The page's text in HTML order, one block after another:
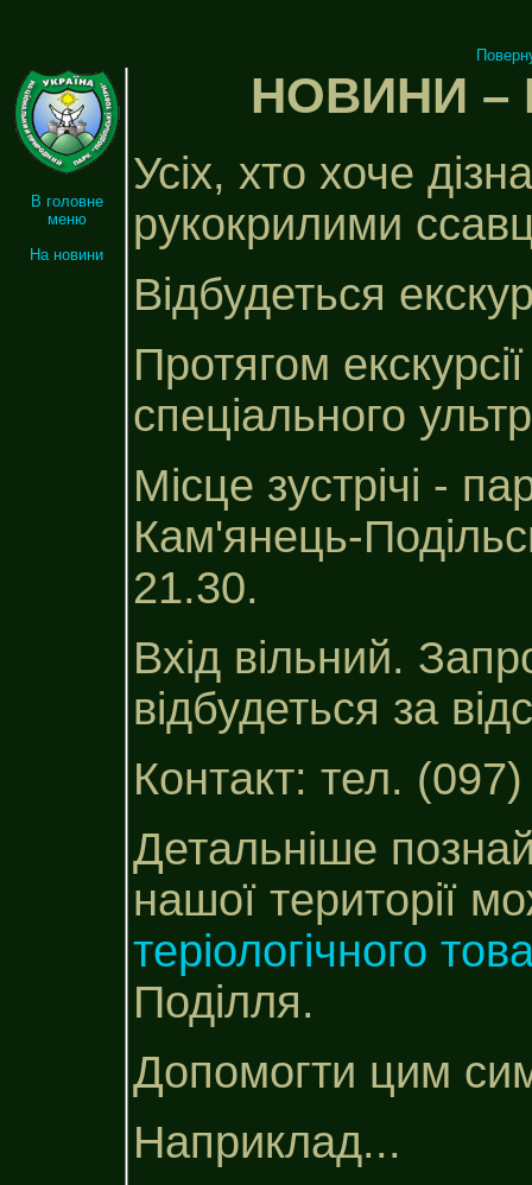
В головне
меню
На новини
НОВИНИ –
Усіх, хто хоче
рукокрилими
Відбудеться
Протягом
спеціального
Місце зустрічі -
Кам'янець-
21.30.
Вхід вільний.
відбудеться за
Контакт: тел.
Детальніше
нашої території
теріологічного
Поділля.
Допомогти цим
Наприклад...